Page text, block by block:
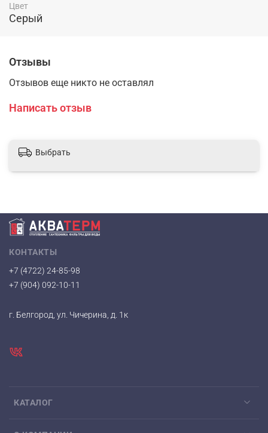
Цвет
Серый
Отзывы
Отзывов еще никто не оставлял
Написать отзыв
Выбрать
КАТАЛОГ
КОНТАКТЫ
+7 (4722) 24-85-98
+7 (904) 092-10-11
г. Белгород, ул. Чичерина, д. 1к